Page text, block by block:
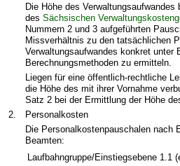
Die Höhe des
des Sächsischen
Nummern 2 und 3 aufgeführten
Missverhältnis zu den tatsächlichen
Verwaltungsaufwandes konkret unter
Berechnungsmethoden zu ermitteln.
Liegen für eine öffentlich-rechtliche
die Höhe des mit ihrer Vornahme
Satz 2 bei der Ermittlung der Höhe
2.
Personalkosten
Die Personalkostenpauschalen nach
Beamten:
Laufbahngruppe/Einstiegsebene 1.1